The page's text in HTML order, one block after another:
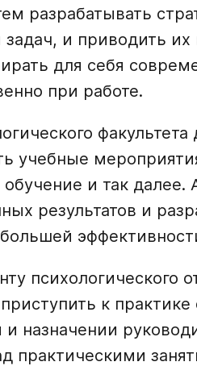
разрабатывать
и приводить
для себя
при работе.
учебные
и так далее.
результатов и
психологического
к
и назначении
практическими